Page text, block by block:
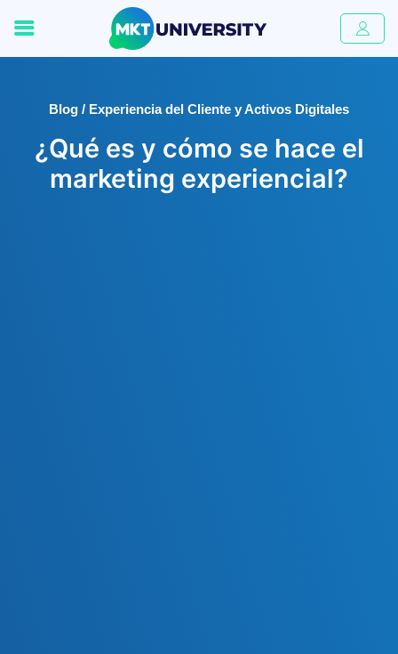
Blog / Experiencia del Cliente y Activos Digitales
¿Qué es y cómo se hace el
marketing experiencial?